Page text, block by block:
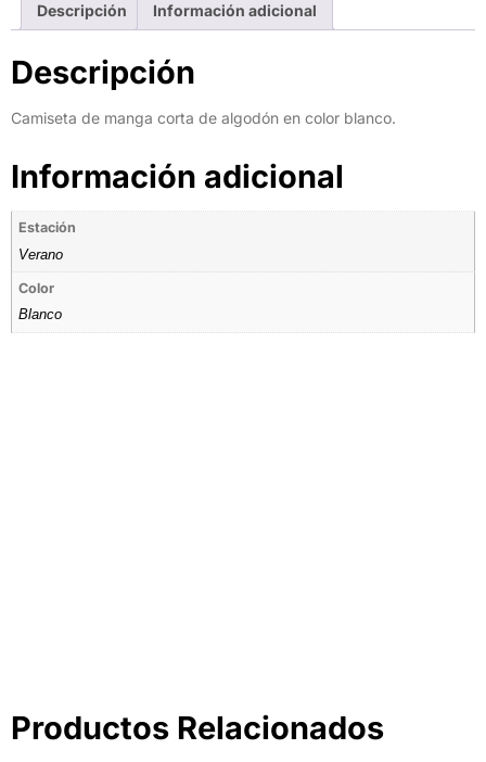
Descripción Información adicional
Descripción
Camiseta de manga corta de algodón en color blanco.
Información adicional
Estación
Verano
Color
Blanco
Productos Relacionados